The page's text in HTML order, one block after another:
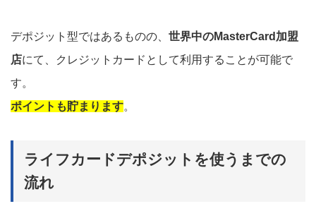
デポジット型ではあるものの、 世界中のMasterCard加盟
店にて、クレジットカードとして利用することが可能で
す。
ポイントも貯まります。
ライフカードデポジットを使うまでの
流れ